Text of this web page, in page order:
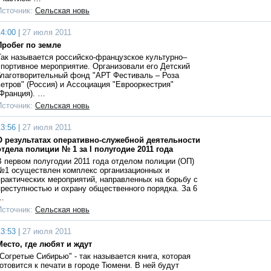
Сельская новь
|
27 июля 2011
по земле
называется российско-французское культурно–
мероприятие. Организовали его Детский
фонд "АРТ Фестиваль – Роза
(Россия) и Ассоциация "Еврооркестрия"
…
Сельская новь
|
27 июля 2011
результатах оперативно-служебной деятельности
полиции № 1 за I полугодие 2011 года
первом полугодии 2011 года отделом полиции (ОП)
осуществлен комплекс организационных и
мероприятий, направленных на борьбу с
и охрану общественного порядка. За 6
Сельская новь
|
27 июля 2011
где любят и ждут
Сибирью" - так называется книга, которая
к печати в городе Тюмени. В ней будут